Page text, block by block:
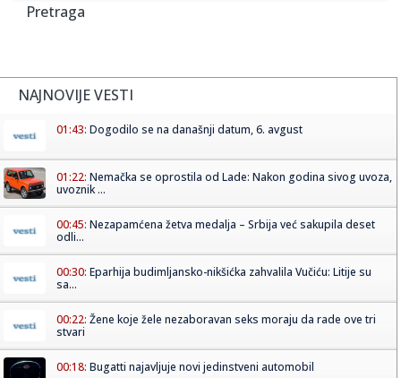
Pretraga
NAJNOVIJE VESTI
01:43: Dogodilo se na današnji datum, 6. avgust
01:22: Nemačka se oprostila od Lade: Nakon godina sivog uvoza,
uvoznik ...
00:45: Nezapamćena žetva medalja – Srbija već sakupila deset
odli...
00:30: Eparhija budimljansko-nikšićka zahvalila Vučiću: Litije su
sa...
00:22: Žene koje žele nezaboravan seks moraju da rade ove tri
stvari
00:18: Bugatti najavljuje novi jedinstveni automobil